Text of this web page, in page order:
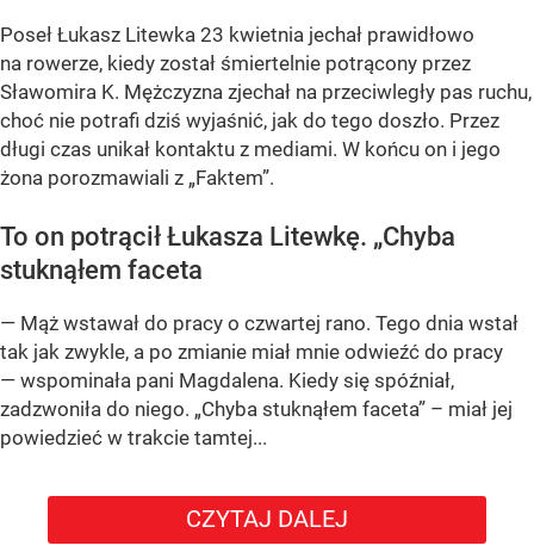
Poseł Łukasz Litewka 23 kwietnia jechał prawidłowo
na rowerze, kiedy został śmiertelnie potrącony przez
Sławomira K. Mężczyzna zjechał na przeciwległy pas ruchu,
choć nie potrafi dziś wyjaśnić, jak do tego doszło. Przez
długi czas unikał kontaktu z mediami. W końcu on i jego
żona porozmawiali z „Faktem”.
To on potrącił Łukasza Litewkę. „Chyba
stuknąłem faceta
— Mąż wstawał do pracy o czwartej rano. Tego dnia wstał
tak jak zwykle, a po zmianie miał mnie odwieźć do pracy
— wspominała pani Magdalena. Kiedy się spóźniał,
zadzwoniła do niego. „Chyba stuknąłem faceta” – miał jej
powiedzieć w trakcie tamtej...
CZYTAJ DALEJ